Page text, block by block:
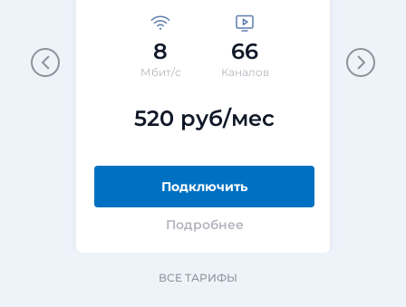
8
Мбит/с
66
Каналов
520 руб/мес
Подключить
Подробнее
ВСЕ ТАРИФЫ